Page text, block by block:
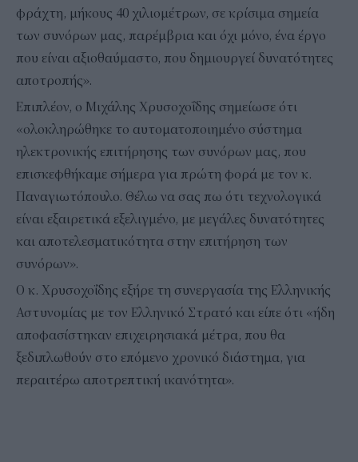
φράχτη, μήκους 40 χιλιομέτρων, σε κρίσιμα σημεία
των συνόρων μας, παρέμβρια και όχι μόνο, ένα έργο
που είναι αξιοθαύμαστο, που δημιουργεί δυνατότητες
αποτροπής».
Επιπλέον, ο Μιχάλης Χρυσοχοΐδης σημείωσε ότι
«ολοκληρώθηκε το αυτοματοποιημένο σύστημα
ηλεκτρονικής επιτήρησης των συνόρων μας, που
επισκεφθήκαμε σήμερα για πρώτη φορά με τον κ.
Παναγιωτόπουλο. Θέλω να σας πω ότι τεχνολογικά
είναι εξαιρετικά εξελιγμένο, με μεγάλες δυνατότητες
και αποτελεσματικότητα στην επιτήρηση των
συνόρων».
Ο κ. Χρυσοχοΐδης εξήρε τη συνεργασία της Ελληνικής
Αστυνομίας με τον Ελληνικό Στρατό και είπε ότι «ήδη
αποφασίστηκαν επιχειρησιακά μέτρα, που θα
ξεδιπλωθούν στο επόμενο χρονικό διάστημα, για
περαιτέρω αποτρεπτική ικανότητα».